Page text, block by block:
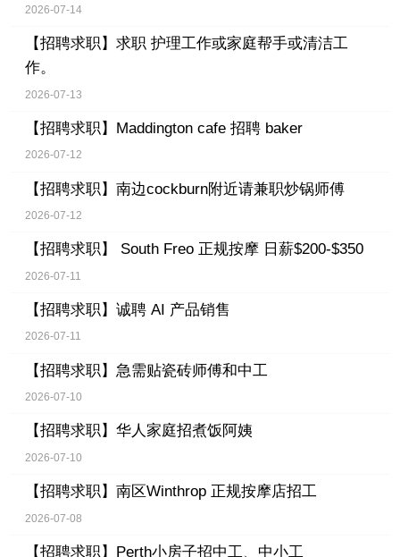
2026-07-14
【招聘求职】 求职 护理工作或家庭帮手或清洁工
作。
2026-07-13
【招聘求职】 Maddington cafe 招聘 baker
2026-07-12
【招聘求职】 南边cockburn附近请兼职炒锅师傅
2026-07-12
【招聘求职】 South Freo 正规按摩 日薪$200-$350
2026-07-11
【招聘求职】 诚聘 AI 产品销售
2026-07-11
【招聘求职】 急需贴瓷砖师傅和中工
2026-07-10
【招聘求职】 华人家庭招煮饭阿姨
2026-07-10
【招聘求职】 南区Winthrop 正规按摩店招工
2026-07-08
【招聘求职】 Perth小房子招中工、中小工